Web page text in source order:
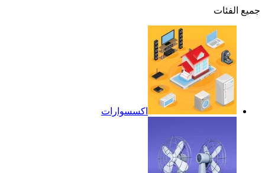
جميع الفئات
اكسسوارات